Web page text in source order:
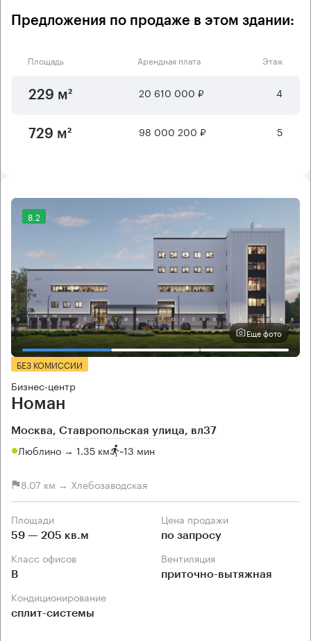
Предложения по продаже в этом здании:
Площадь Арендная плата Этаж
229 м² 20 610 000 ₽ 4
729 м² 98 000 200 ₽ 5
8.2
Еще фото
БЕЗ КОМИССИИ
Бизнес-центр
Номан
Москва, Ставропольская улица, вл37
Люблино → 1.35 км ~13 мин
8.07 км → Хлебозаводская
Площади
59 — 205 кв.м
Цена продажи
по запросу
Класс офисов
B
Вентиляция
приточно-вытяжная
Кондиционирование
сплит-системы